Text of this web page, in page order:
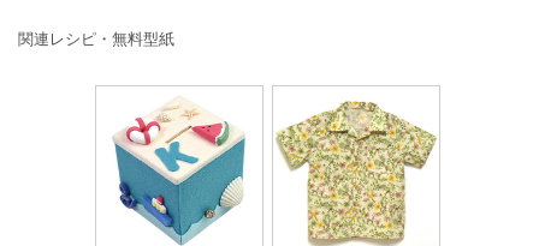
関連レシピ・無料型紙